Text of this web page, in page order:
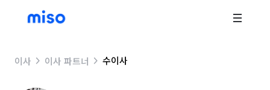
이사 이사 파트너 수이사